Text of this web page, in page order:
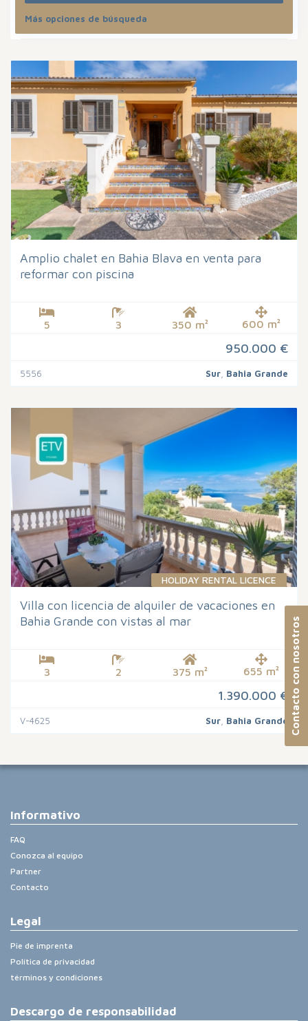
Más opciones de búsqueda
Ordenar por
Amplio chalet en Bahia Blava en venta para
reformar con piscina
5 3 350 m² 600 m²
950.000 €
5556 Sur Bahia Grande
HOLIDAY RENTAL LICENCE
Villa con licencia de alquiler de vacaciones en
Bahia Grande con vistas al mar
3 2 375 m² 655 m²
1.390.000 €
V-4625 Sur Bahia Grande
Informativo
FAQ
Conozca al equipo
Partner
Contacto
Legal
Pie de imprenta
Política de privacidad
términos y condiciones
Descargo de responsabilidad
Contacto con nosotros